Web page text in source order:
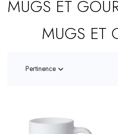
MUGS ET
MUGS ET
Pertinence 